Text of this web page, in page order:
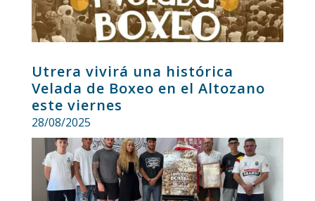
Utrera vivirá una histórica
Velada de Boxeo en el Altozano
este viernes
28/08/2025